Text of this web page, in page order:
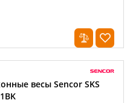
весы Sencor SKS